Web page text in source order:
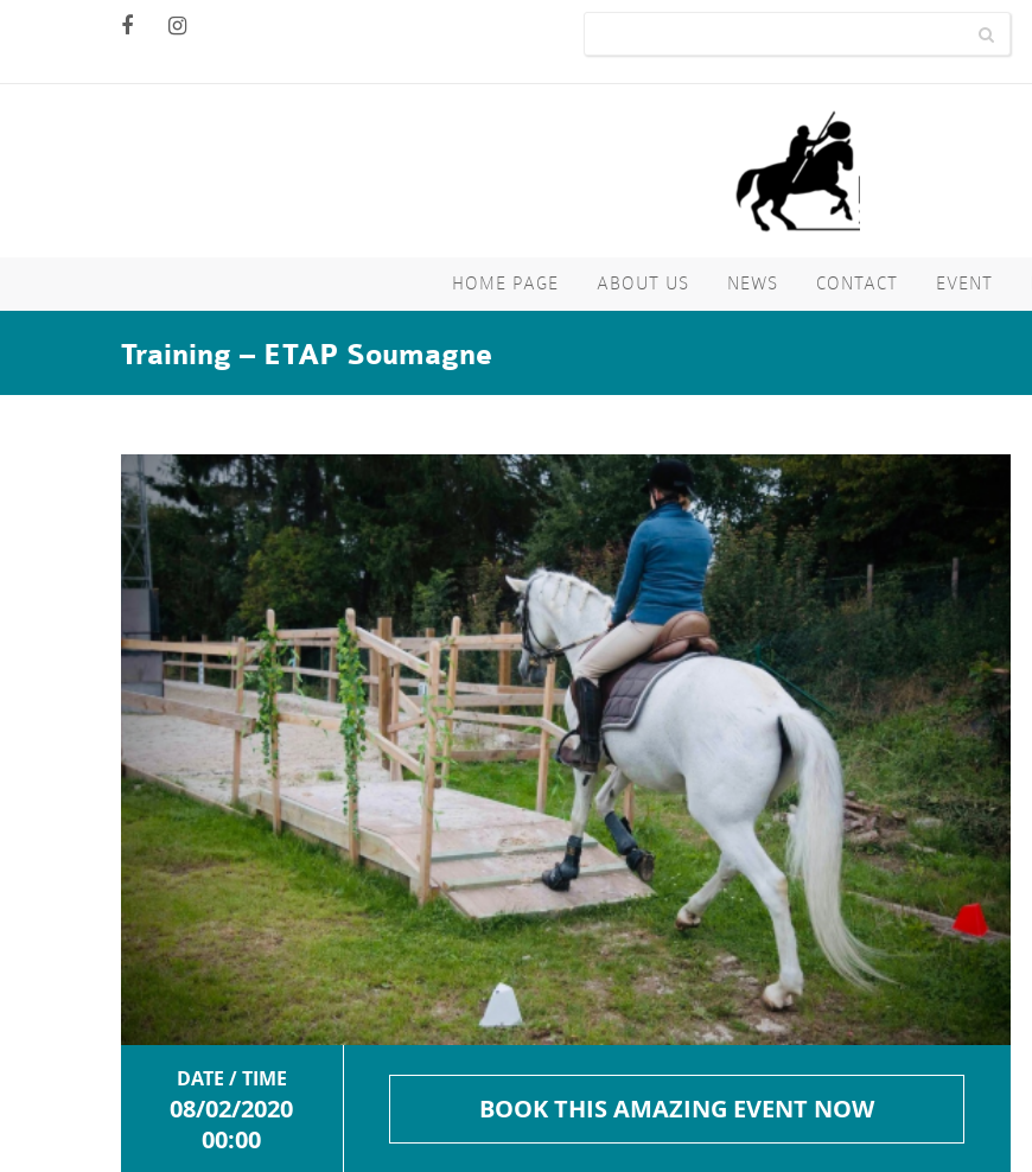
HOME PAGE ABOUT US NEWS CONTACT EVENT
Training – ETAP Soumagne
DATE / TIME
08/02/2020
00:00
BOOK THIS AMAZING EVENT NOW